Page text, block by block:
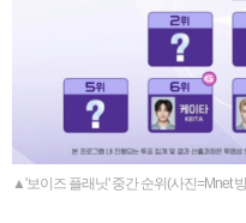
▲'보이즈 플래닛' 중간 순위(사진=Mnet